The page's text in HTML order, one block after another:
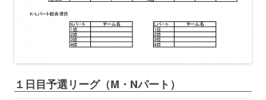
１日目予選リーグ（M・Nパート）